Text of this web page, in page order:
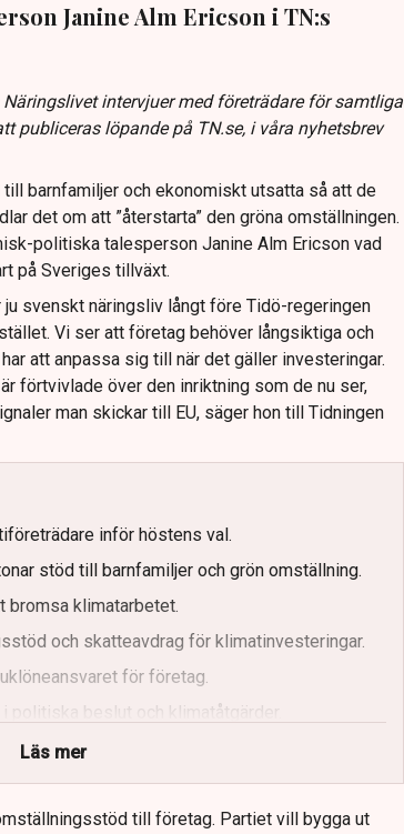
Janine Alm Ericson i TN:s
intervjuer med företrädare för samtliga
publiceras löpande på TN.se, i våra nyhetsbrev
barnfamiljer och ekonomiskt utsatta så att de
det om att ”återstarta” den gröna omställningen.
politiska talesperson Janine Alm Ericson vad
på Sveriges tillväxt.
svenskt näringsliv långt före Tidö-regeringen
Vi ser att företag behöver långsiktiga och
att anpassa sig till när det gäller investeringar.
förtvivlade över den inriktning som de nu ser,
man skickar till EU, säger hon till Tidningen
inför höstens val.
stöd till barnfamiljer och grön omställning.
bromsa klimatarbetet.
och skatteavdrag för klimatinvesteringar.
för företag.
beslut och klimatåtgärder.
Läs mer
till företag. Partiet vill bygga ut